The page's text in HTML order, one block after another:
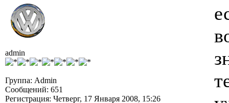
admin
Группа: Admin
Сообщений: 651
Регистрация: Четверг, 17 Января 2008, 15:26